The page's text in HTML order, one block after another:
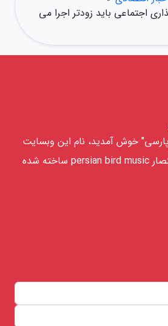
اجتماعی باید زودتر اجرا می
پارسی" خوش آمدید، نام این وبسایت
pbmusic است و از اختصار persian bird music ساخته شده